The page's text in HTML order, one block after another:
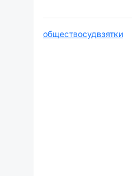
обществосудвзятки